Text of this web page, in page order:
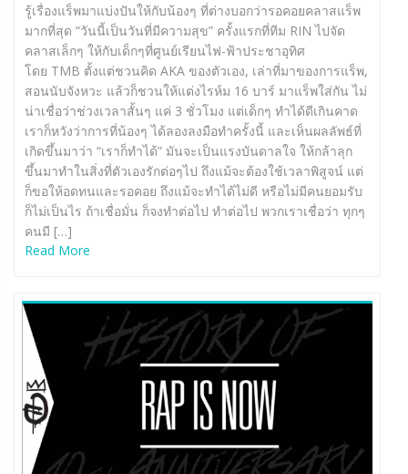
รู้เรื่องแร็พมาแบ่งปันให้กับน้องๆ ที่ต่างบอกว่ารอคอยคลาสแร็พ
มากที่สุด “วันนี้เป็นวันที่มีความสุข” ครั้งแรกที่ทีม RIN ไปจัด
คลาสเล็กๆ ให้กับเด็กๆที่ศูนย์เรียนไฟ-ฟ้าประชาอุทิศ
โดย TMB ตั้งแต่ชวนคิด AKA ของตัวเอง, เล่าที่มาของการแร็พ,
สอนนับจังหวะ แล้วก็ชวนให้แต่งไรห์ม 16 บาร์ มาแร็พใส่กัน ไม่
น่าเชื่อว่าช่วงเวลาสั้นๆ แค่ 3 ชั่วโมง แต่เด็กๆ ทำได้ดีเกินคาด
เราก็หวังว่าการที่น้องๆ ได้ลองลงมือทำครั้งนี้ และเห็นผลลัพธ์ที่
เกิดขึ้นมาว่า “เราก็ทำได้” มันจะเป็นแรงบันดาลใจ ให้กล้าลุก
ขึ้นมาทำในสิ่งที่ตัวเองรักต่อๆไป ถึงแม้จะต้องใช้เวลาพิสูจน์ แต่
ก็ขอให้อดทนและรอคอย ถึงแม้จะทำได้ไม่ดี หรือไม่มีคนยอมรับ
ก็ไม่เป็นไร ถ้าเชื่อมั่น ก็จงทำต่อไป ทำต่อไป พวกเราเชื่อว่า ทุกๆ
คนมี […]
Read More